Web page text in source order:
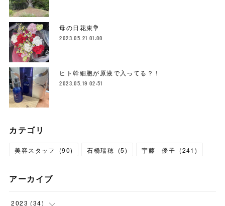
母の日花束💐
2023.05.21 01:00
ヒト幹細胞が原液で入ってる？！
2023.05.19 02:51
カテゴリ
美容スタッフ (90) 石橋瑞穂 (5) 宇藤 優子 (241 )
アーカイブ
2023 (34)